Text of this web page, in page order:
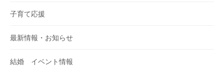
子育て応援
最新情報・お知らせ
結婚 イベント情報